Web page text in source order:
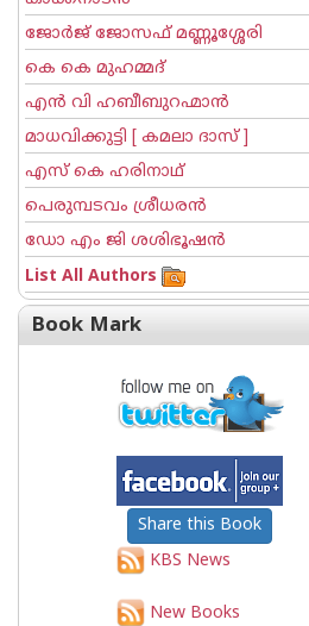
ജോര്‍ജ് ജോസഫ് മണ്ണൂശ്ശേരി
കെ കെ മുഹമ്മദ്
എന്‍ വി ഹബീബുറഹ്മാന്‍
മാധവിക്കുട്ടി [ കമലാ ദാസ് ]
എസ് കെ ഹരിനാഥ്
പെരുമ്പടവം ശ്രീധര‌ന്‍
ഡോ എം ജി ശശിഭൂഷന്‍
List All Authors
Book Mark
Share this Book
KBS News
New Books